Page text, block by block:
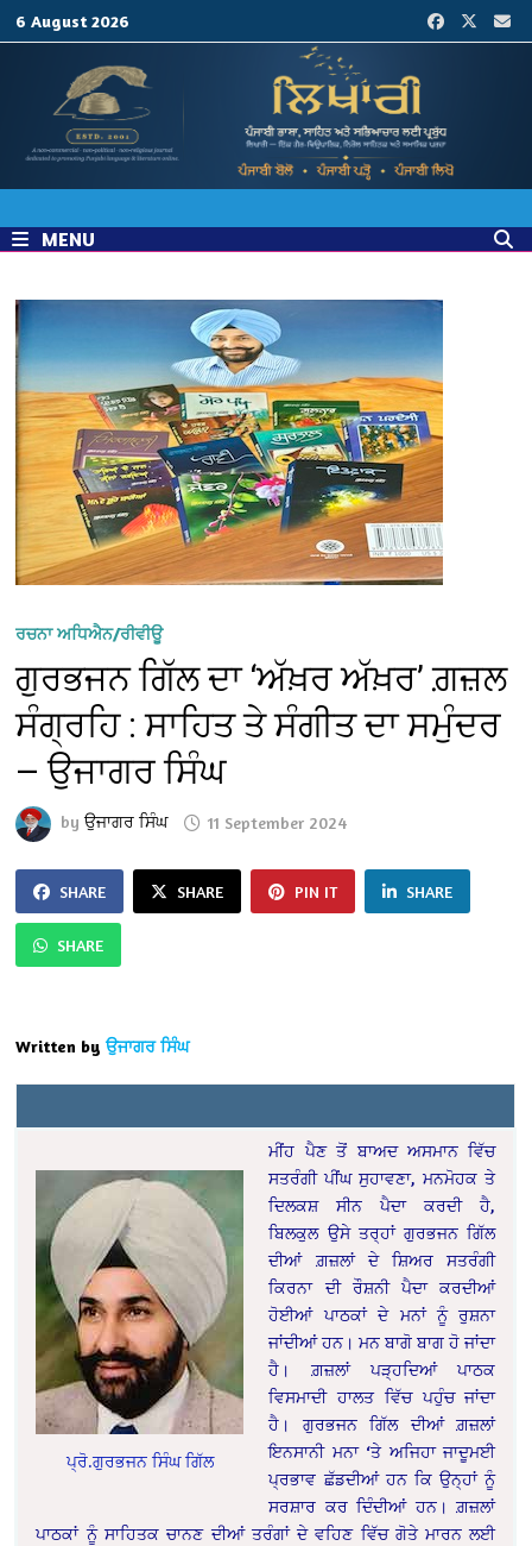
6 August 2026
MENU
ਰਚਨਾ ਅਧਿਐਨ/ਰੀਵੀਊ
ਗੁਰਭਜਨ ਗਿੱਲ ਦਾ ‘ਅੱਖ਼ਰ ਅੱਖ਼ਰ’ ਗ਼ਜ਼ਲ
ਸੰਗ੍ਰਹਿ : ਸਾਹਿਤ ਤੇ ਸੰਗੀਤ ਦਾ ਸਮੁੰਦਰ
— ਉਜਾਗਰ ਸਿੰਘ
byਉਜਾਗਰ ਸਿੰਘ 11 September 2024
SHARE SHARE PIN IT SHARE
SHARE
Written by ਉਜਾਗਰ ਸਿੰਘ
ਪ੍ਰੋ.ਗੁਰਭਜਨ ਸਿੰਘ ਗਿੱਲ
ਮੀਂਹ ਪੈਣ ਤੋਂ ਬਾਅਦ ਅਸਮਾਨ ਵਿੱਚ
ਸਤਰੰਗੀ ਪੀਂਘ ਸੁਹਾਵਣਾ, ਮਨਮੋਹਕ ਤੇ
ਦਿਲਕਸ਼ ਸੀਨ ਪੈਦਾ ਕਰਦੀ ਹੈ,
ਬਿਲਕੁਲ ਉਸੇ ਤਰ੍ਹਾਂ ਗੁਰਭਜਨ ਗਿੱਲ
ਦੀਆਂ ਗ਼ਜ਼ਲਾਂ ਦੇ ਸ਼ਿਅਰ ਸਤਰੰਗੀ
ਕਿਰਨਾ ਦੀ ਰੌਸ਼ਨੀ ਪੈਦਾ ਕਰਦੀਆਂ
ਹੋਈਆਂ ਪਾਠਕਾਂ ਦੇ ਮਨਾਂ ਨੂੰ ਰੁਸ਼ਨਾ
ਜਾਂਦੀਆਂ ਹਨ। ਮਨ ਬਾਗੋ ਬਾਗ ਹੋ ਜਾਂਦਾ
ਹੈ। ਗ਼ਜ਼ਲਾਂ ਪੜ੍ਹਦਿਆਂ ਪਾਠਕ
ਵਿਸਮਾਦੀ ਹਾਲਤ ਵਿੱਚ ਪਹੁੰਚ ਜਾਂਦਾ
ਹੈ। ਗੁਰਭਜਨ ਗਿੱਲ ਦੀਆਂ ਗ਼ਜ਼ਲਾਂ
ਇਨਸਾਨੀ ਮਨਾ ‘ਤੇ ਅਜਿਹਾ ਜਾਦੂਮਈ
ਪ੍ਰਭਾਵ ਛੱਡਦੀਆਂ ਹਨ ਕਿ ਉਨ੍ਹਾਂ ਨੂੰ
ਸਰਸ਼ਾਰ ਕਰ ਦਿੰਦੀਆਂ ਹਨ। ਗ਼ਜ਼ਲਾਂ
ਪਾਠਕਾਂ ਨੂੰ ਸਾਹਿਤਕ ਚਾਨਣ ਦੀਆਂ ਤਰੰਗਾਂ ਦੇ ਵਹਿਣ ਵਿੱਚ ਗੋਤੇ ਮਾਰਨ ਲਈ